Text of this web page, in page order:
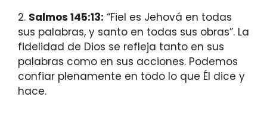
2. Salmos 145:13: “Fiel es Jehová en todas
sus palabras, y santo en todas sus obras”. La
fidelidad de Dios se refleja tanto en sus
palabras como en sus acciones. Podemos
confiar plenamente en todo lo que Él dice y
hace.